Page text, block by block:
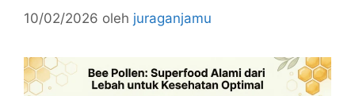
10/02/2026 oleh juraganjamu